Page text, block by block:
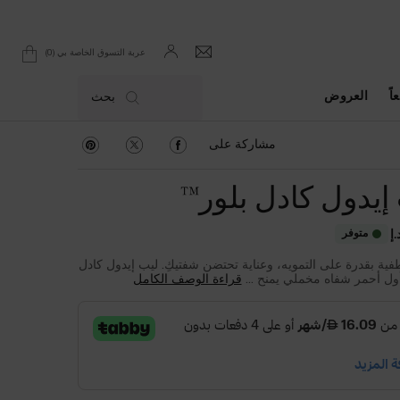
عربة التسوق الخاصة بي 0
0 product in cart
العروض بحث
مشاركة على مشاركة على Facebookمشاركة على Twitterمشاركة على Pinterest
إيدول كادل بلور™
متوفر
بقدرة على التمويه، وعناية تحتضن شفتيكِ. ليب إيدول كادل
أحمر شفاه مخملي يمنح ... قراءة الوصف الكامل